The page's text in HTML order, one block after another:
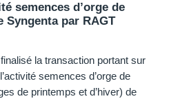
semences d’orge de
Syngenta par RAGT
la transaction portant sur
semences d’orge de
de printemps et d’hiver) de